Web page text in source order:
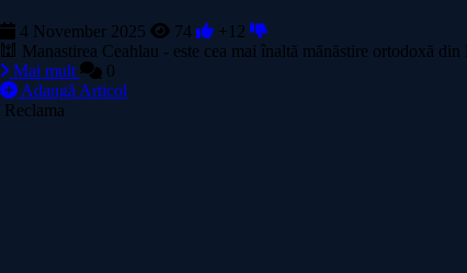
4 November 2025 74
+12
🕍 Manastirea Ceahlau - este cea mai înaltă mănăstire ortodoxă
Mai mult
0
Adaugă Articol
Reclama